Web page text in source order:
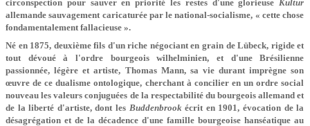
circonspection pour sauver en priorité les restes d'une glorieuse Kultur
allemande sauvagement caricaturée par le national­-socialisme, « cette chose
fondamentalement fallacieuse ».
Né en 1875, deuxième fils d'un riche négociant en grain de Lübeck, rigide et
tout dévoué à l'ordre bourgeois wilhelminien, et d'une Brésilienne
passionnée, légère et artiste, Thomas Mann, sa vie durant imprègne son
œuvre de ce dualisme ontologique, cherchant à concilier en un ordre social
nouveau les valeurs conjuguées de la respectabilité du bourgeois allemand et
de la liberté d'artiste, dont les Buddenbrookécrit en 1901, évocation de la
désagrégation et de la décadence d'une famille bourgeoise hanséatique au